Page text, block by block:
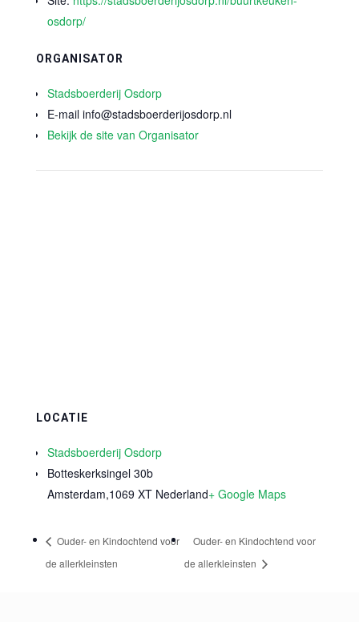
osdorp/
ORGANISATOR
Stadsboerderij Osdorp
E-mail info@stadsboerderijosdorp.nl
Bekijk de site van Organisator
LOCATIE
Stadsboerderij Osdorp
Botteskerksingel 30b
Amsterdam,1069 XT Nederland+ Google Maps
Ouder- en Kindochtend voor
de allerkleinsten
Ouder- en Kindochtend voor
de allerkleinsten